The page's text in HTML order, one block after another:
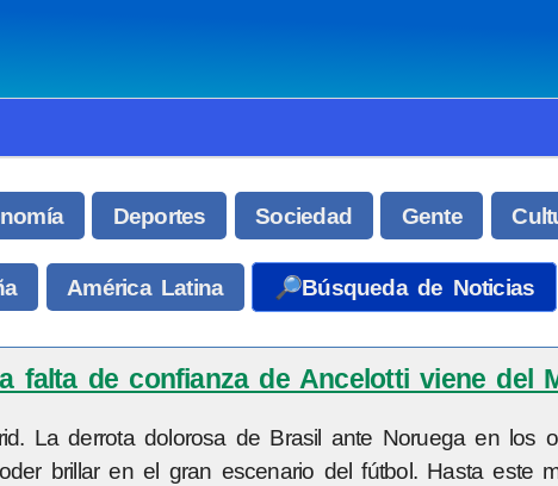
Deportes Sociedad Gente
América Latina 🔎Búsqueda de Noticias
falta de confianza de Ancelotti viene del
La derrota dolorosa de Brasil ante Noruega en los
brillar en el gran escenario del fútbol. Hasta este